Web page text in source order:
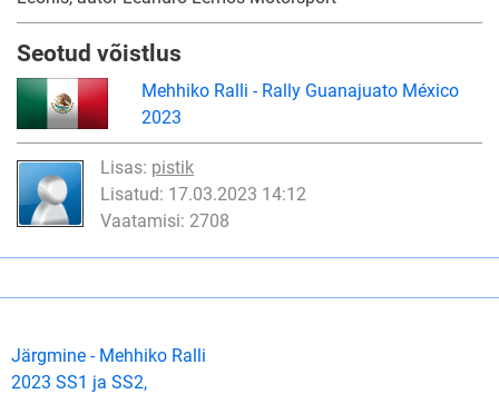
Seotud võistlus
Mehhiko Ralli - Rally Guanajuato México
2023
Lisas: pistik
Lisatud: 17.03.2023 14:12
Vaatamisi: 2708
Järgmine - Mehhiko Ralli
2023 SS1 ja SS2,